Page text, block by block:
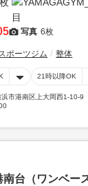
写真 6枚
ポーツジム 整体
21時以降OK
市港南区上大岡西1-10-9
南台（ワンベー